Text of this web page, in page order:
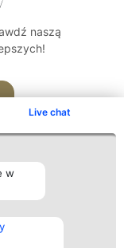
Live chat
w
naszą
Kontakt
Kontakt